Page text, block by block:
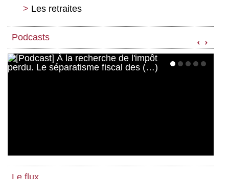
Les retraites
Podcasts ‹ ›
Le flux